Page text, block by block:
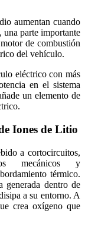
aumentan cuando
una parte importante
de combustión
del vehículo.
eléctrico con más
en el sistema
un elemento de
Iones de Litio
a cortocircuitos,
mecánicos y
térmico.
generada dentro de
a su entorno. A
crea oxígeno que